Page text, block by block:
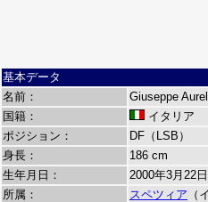
基本データ
名前：
Giuseppe
国籍：
イタリア
ポジション：
DF（LSB）
身長：
186 cm
生年月日：
2000年3月22日
所属：
スペツィア （